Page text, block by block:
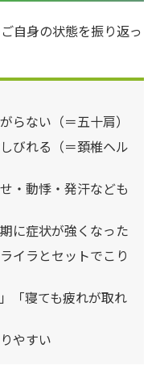
自身の状態を振り返っ
らない（＝五十肩）
びれる（＝頚椎ヘル
・動悸・発汗なども
に症状が強くなった
イラとセットでこり
「寝ても疲れが取れ
やすい